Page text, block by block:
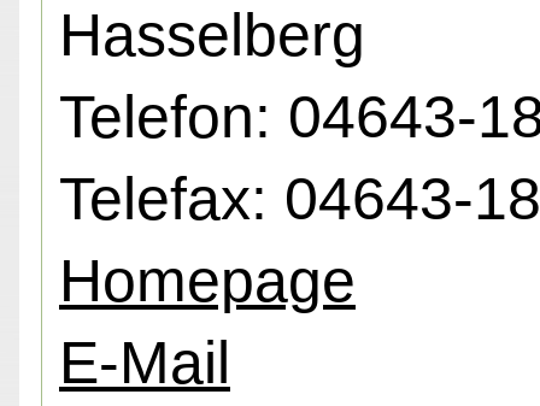
Hasselberg
Telefon: 04643-
Telefax: 04643-
Homepage
E-Mail